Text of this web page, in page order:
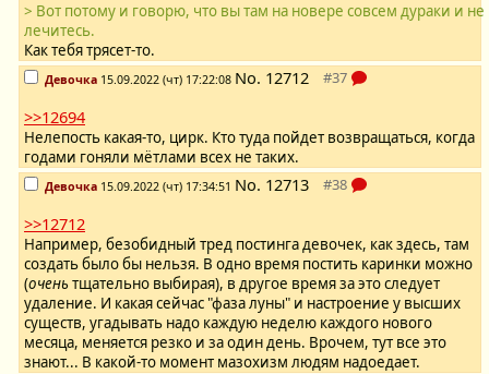
> Вот потому и говорю, что вы там на новере совсем дураки и не
лечитесь.
Как тебя трясет-то.
Девочка 15.09.2022 (чт) 17:22:08 No. 12712
>>12694
Нелепость какая-то, цирк. Кто туда пойдет возвращаться, когда
годами гоняли мётлами всех не таких.
Девочка 15.09.2022 (чт) 17:34:51 No. 12713
>>12712
Например, безобидный тред постинга девочек, как здесь, там
создать было бы нельзя. В одно время постить каринки можно
(оченьтщательно выбирая), в другое время за это следует
удаление. И какая сейчас "фаза луны" и настроение у высших
существ, угадывать надо каждую неделю каждого нового
месяца, меняется резко и за один день. Врочем, тут все это
знают... В какой-то момент мазохизм людям надоедает.